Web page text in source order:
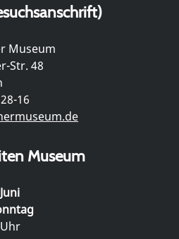
Museum
Str. 48
16
Museum